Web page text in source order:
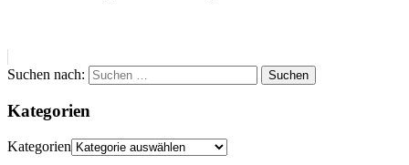
Suchen nach: Suchen
Kategorien
Kategorien